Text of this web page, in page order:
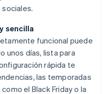
sencilla
funcional puede
unos días, lista para
rápida te
las temporadas
el Black Friday o la